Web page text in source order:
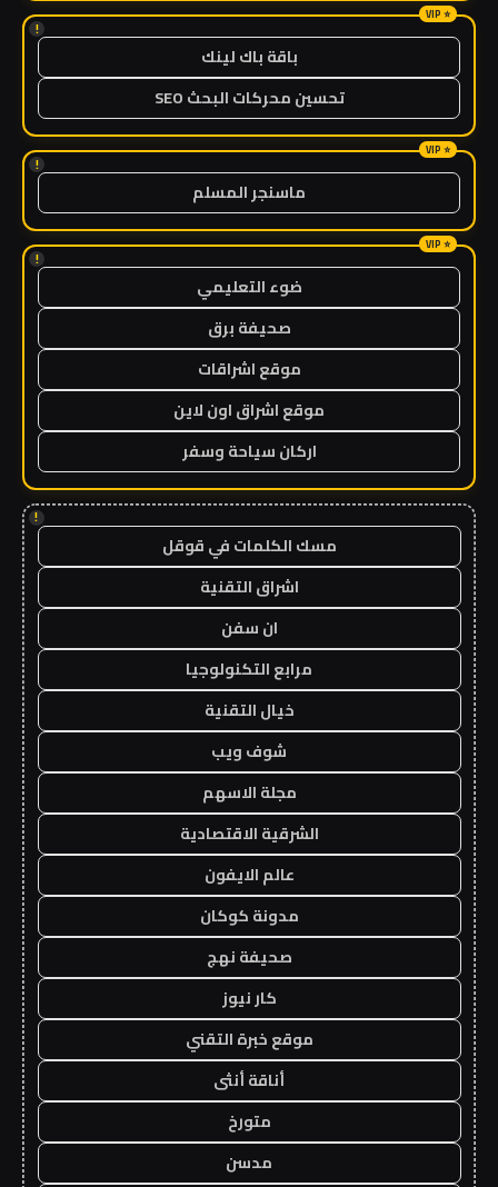
!
باقة باك لينك
تحسين محركات البحث SEO
!
ماسنجر المسلم
!
ضوء التعليمي
صحيفة برق
موقع اشراقات
موقع اشراق اون لاين
اركان سياحة وسفر
!
مسك الكلمات في قوقل
اشراق التقنية
ان سفن
مرابع التكنولوجيا
خيال التقنية
شوف ويب
مجلة الاسهم
الشرقية الاقتصادية
عالم الايفون
مدونة كوكان
صحيفة نهج
كار نيوز
موقع خبرة التقني
أناقة أنثى
متورخ
مدسن